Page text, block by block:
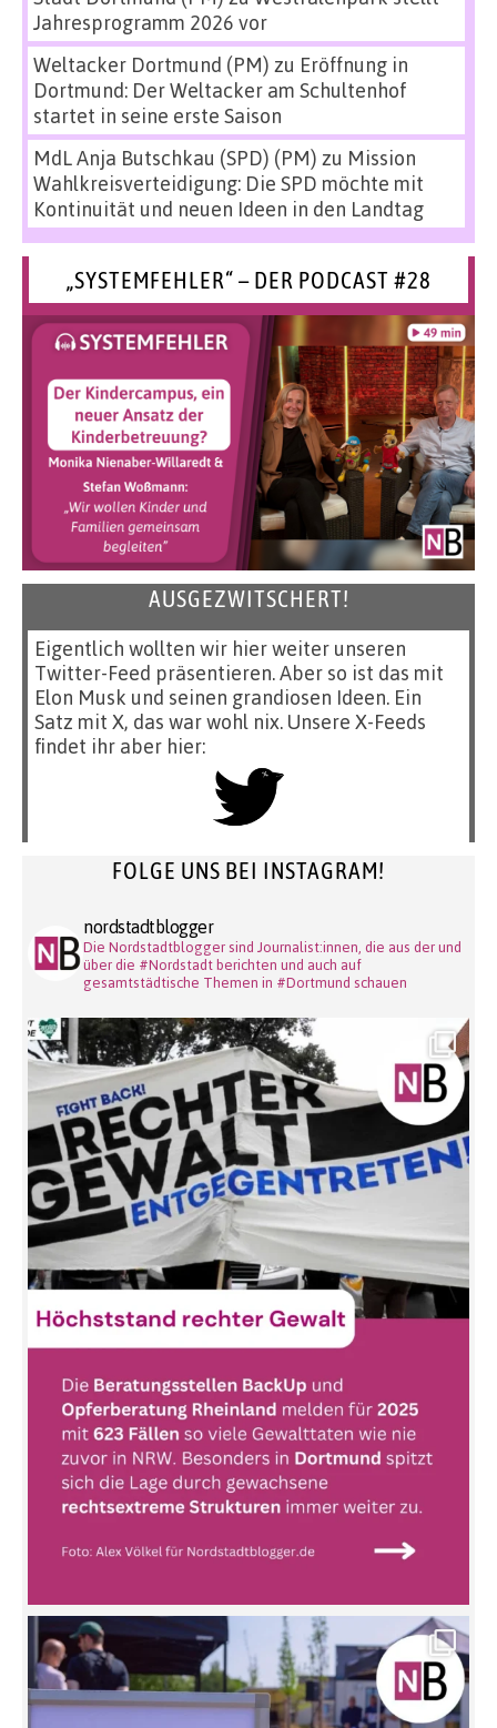
Jahresprogramm 2026 vor
Weltacker Dortmund (PM) zu Eröffnung in
Dortmund: Der Weltacker am Schultenhof
startet in seine erste Saison
MdL Anja Butschkau (SPD) (PM) zu Mission
Wahlkreisverteidigung: Die SPD möchte mit
Kontinuität und neuen Ideen in den Landtag
„SYSTEMFEHLER“ – DER PODCAST #28
AUSGEZWITSCHERT!
Eigentlich wollten wir hier weiter unseren
Twitter-Feed präsentieren. Aber so ist das mit
Elon Musk und seinen grandiosen Ideen. Ein
Satz mit X, das war wohl nix. Unsere X-Feeds
findet ihr aber hier:
FOLGE UNS BEI INSTAGRAM!
nordstadtblogger
Die Nordstadtblogger sind Journalist:innen, die aus der und
über die #Nordstadt berichten und auch auf
gesamtstädtische Themen in #Dortmund schauen